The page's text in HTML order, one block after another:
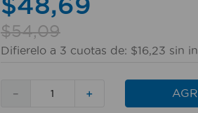
$54,09
Difierelo a 3 cuotas de: $16,23 sin
＋
－